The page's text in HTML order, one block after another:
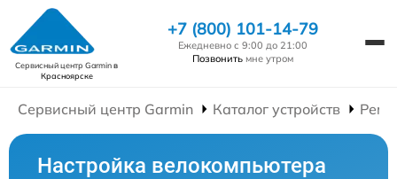
Сервисный центр Garminв
Красноярске
+7 (800) 101-14-79
Ежедневно с 9:00 до 21:00
Позвонить мне утром
Сервисный центр Garmin Каталог устройств
Настройка велокомпьютера